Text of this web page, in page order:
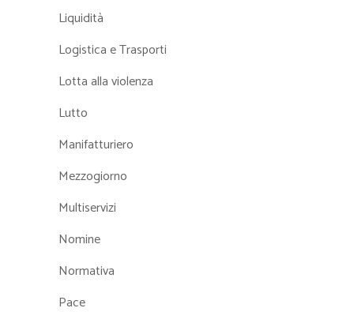
Liquidità
Logistica e Trasporti
Lotta alla violenza
Lutto
Manifatturiero
Mezzogiorno
Multiservizi
Nomine
Normativa
Pace